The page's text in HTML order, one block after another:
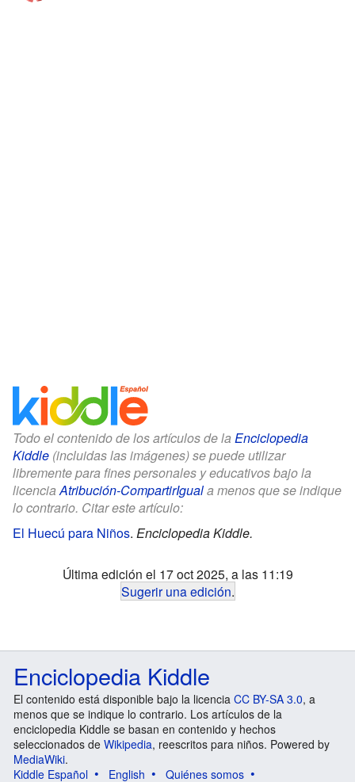
Todo el contenido de los artículos de la Enciclopedia
Kiddle (incluidas las imágenes) se puede utilizar
libremente para fines personales y educativos bajo la
licenciaAtribución-CompartirIguala menos que se indique
lo contrario. Citar este artículo:
El Huecú para Niños. Enciclopedia Kiddle.
Última edición el 17 oct 2025, a las 11:19
Sugerir una edición.
Enciclopedia Kiddle
El contenido está disponible bajo la licencia CC BY-SA 3.0, a
menos que se indique lo contrario. Los artículos de la
enciclopedia Kiddle se basan en contenido y hechos
seleccionados de Wikipedia, reescritos para niños. Powered by
MediaWiki.
Kiddle Español
English
Quiénes somos